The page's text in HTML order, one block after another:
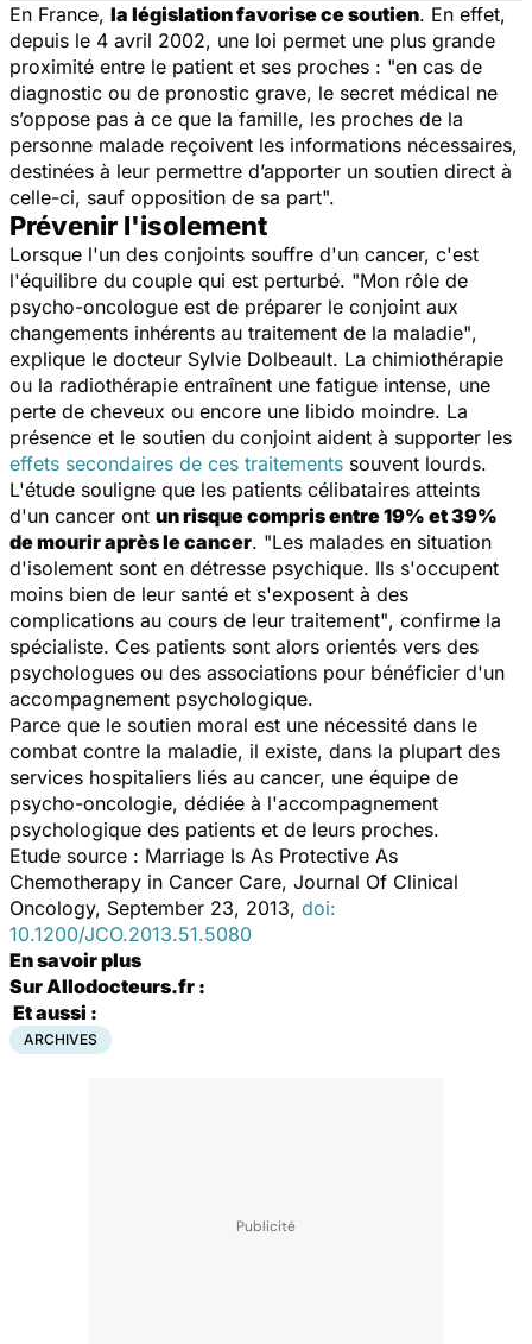
En France, la législation favorise ce soutien. En effet,
depuis le 4 avril 2002, une loi permet une plus grande
proximité entre le patient et ses proches : "en cas de
diagnostic ou de pronostic grave, le secret médical ne
s’oppose pas à ce que la famille, les proches de la
personne malade reçoivent les informations nécessaires,
destinées à leur permettre d’apporter un soutien direct à
celle-ci, sauf opposition de sa part".
Prévenir l'isolement
Lorsque l'un des conjoints souffre d'un cancer, c'est
l'équilibre du couple qui est perturbé. "Mon rôle de
psycho-oncologue est de préparer le conjoint aux
changements inhérents au traitement de la maladie",
explique le docteur Sylvie Dolbeault. La chimiothérapie
ou la radiothérapie entraînent une fatigue intense, une
perte de cheveux ou encore une libido moindre. La
présence et le soutien du conjoint aident à supporter les
effets secondaires de ces traitements souvent lourds.
L'étude souligne que les patients célibataires atteints
d'un cancer ont un risque compris entre 19% et 39%
de mourir après le cancer. "Les malades en situation
d'isolement sont en détresse psychique. Ils s'occupent
moins bien de leur santé et s'exposent à des
complications au cours de leur traitement", confirme la
spécialiste. Ces patients sont alors orientés vers des
psychologues ou des associations pour bénéficier d'un
accompagnement psychologique.
Parce que le soutien moral est une nécessité dans le
combat contre la maladie, il existe, dans la plupart des
services hospitaliers liés au cancer, une équipe de
psycho-oncologie, dédiée à l'accompagnement
psychologique des patients et de leurs proches.
Etude source : Marriage Is As Protective As
Chemotherapy in Cancer Care, Journal Of Clinical
Oncology, September 23, 2013, doi:
10.1200/JCO.2013.51.5080
En savoir plus
Sur Allodocteurs.fr :
Et aussi :
ARCHIVES